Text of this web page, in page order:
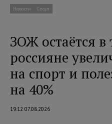
Новости Спорт
ЗОЖ остаётся в
россияне
на спорт и
на 40%
19:12 07.08.2026